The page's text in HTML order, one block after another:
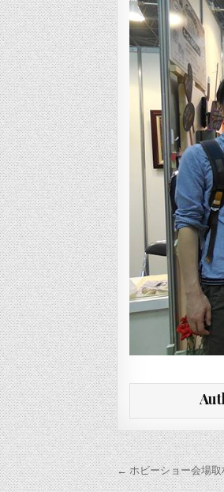
投稿ナビ
← ホビーショー会場取